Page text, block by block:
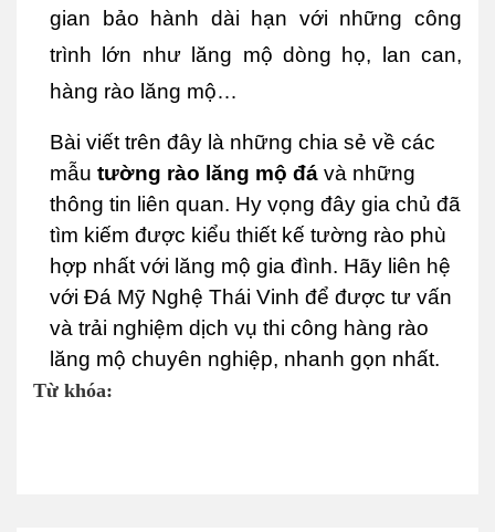
gian bảo hành dài hạn với những công
trình lớn như lăng mộ dòng họ, lan can,
hàng rào lăng mộ…
Bài viết trên đây là những chia sẻ về các
mẫu tường rào lăng mộ đá và những
thông tin liên quan. Hy vọng đây gia chủ đã
tìm kiếm được kiểu thiết kế tường rào phù
hợp nhất với lăng mộ gia đình. Hãy liên hệ
với Đá Mỹ Nghệ Thái Vinh để được tư vấn
và trải nghiệm dịch vụ thi công hàng rào
lăng mộ chuyên nghiệp, nhanh gọn nhất.
Từ khóa: